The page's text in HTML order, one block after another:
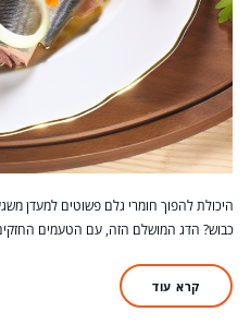
היכולת להפוך חומרי גלם פשוטים למעדן
כבוש? הדג המושלם הזה, עם הטעמים
קרא עוד